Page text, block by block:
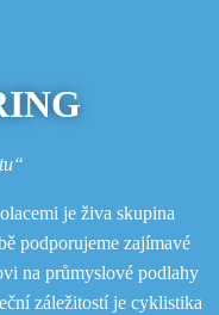
je živa skupina
podporujeme zajímavé
na průmyslové podlahy
záležitostí je cyklistika